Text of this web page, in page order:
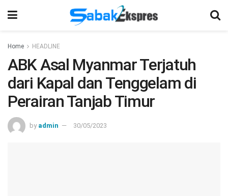
Home HEADLINE
ABK Asal Myanmar Terjatuh
dari Kapal dan Tenggelam di
Perairan Tanjab Timur
by admin 30/05/2023